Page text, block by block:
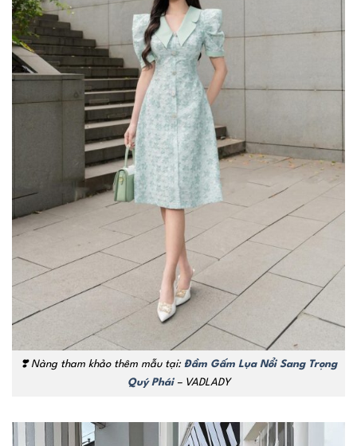
❣️Nàng tham khảo thêm mẫu tại: Đầm Gấm Lụa Nổi Sang Trọng
Quý Phái – VADLADY